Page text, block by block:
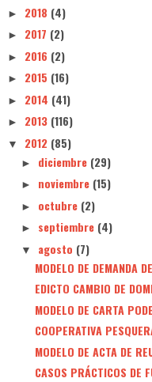
► 2018 (4)
► 2017 (2)
► 2016 (2)
► 2015 (16)
► 2014 (41)
► 2013 (116)
▼ 2012 (85)
► diciembre (29)
► noviembre (15)
► octubre (2)
► septiembre (4)
▼ agosto (7)
MODELO DE DEMANDA
EDICTO CAMBIO DE
MODELO DE CARTA
COOPERATIVA
MODELO DE ACTA DE
CASOS PRÁCTICOS DE